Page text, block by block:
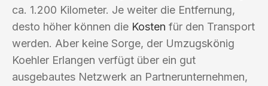
ca. 1.200 Kilometer. Je weiter die Entfernung,
desto höher können die Kosten für den Transport
werden. Aber keine Sorge, der Umzugskönig
Koehler Erlangen verfügt über ein gut
ausgebautes Netzwerk an Partnerunternehmen,